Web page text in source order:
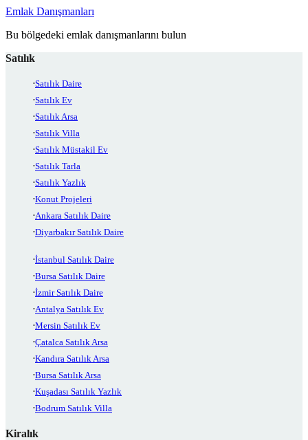
Emlak Danışmanları
Bu bölgedeki emlak danışmanlarını bulun
Satılık
Satılık Daire
Satılık Ev
Satılık Arsa
Satılık Villa
Satılık Müstakil Ev
Satılık Tarla
Satılık Yazlık
Konut Projeleri
Ankara Satılık Daire
Diyarbakır Satılık Daire
İstanbul Satılık Daire
Bursa Satılık Daire
İzmir Satılık Daire
Antalya Satılık Ev
Mersin Satılık Ev
Çatalca Satılık Arsa
Kandıra Satılık Arsa
Bursa Satılık Arsa
Kuşadası Satılık Yazlık
Bodrum Satılık Villa
Kiralık